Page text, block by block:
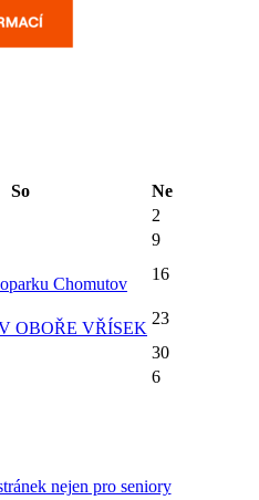
So
Ne
2
9
Chomutov
16
OBOŘE VŘÍSEK
23
30
6
nejen pro seniory